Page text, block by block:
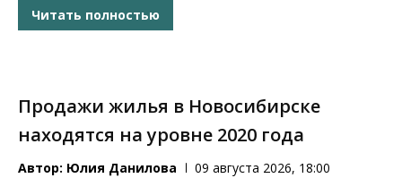
Читать полностью
Продажи жилья в Новосибирске
находятся на уровне 2020 года
Автор: Юлия Данилова 09 августа 2026, 18:00